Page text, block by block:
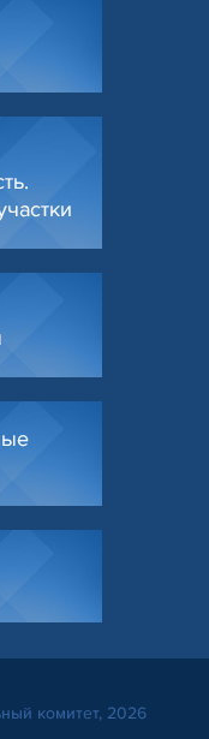
комитет, 2026